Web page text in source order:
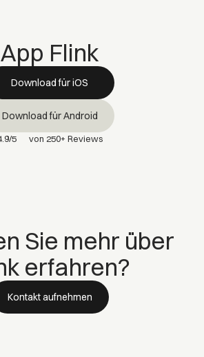
App Flink
Download für iOS
Download für Android
5 von 250+ Reviews
Sie mehr über
erfahren?
Kontakt aufnehmen